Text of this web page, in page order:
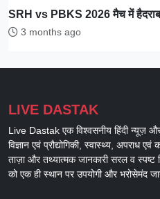
SRH vs PBKS 2026 मैच में
3 months ago
LIVE DASTAK
Live Dastak एक विश्वसनीय हिंदी न्यूज़ और
विज्ञान एवं प्रौद्योगिकी, स्वास्थ्य,
ताज़ा और तथ्यात्मक जानकारी सरल व स्पष्ट
को एक ही स्थान पर उपयोगी और भरोसेमंद